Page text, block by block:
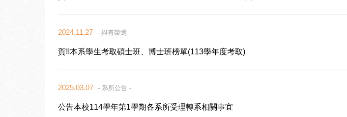
2024.11.27 - 與有榮焉 -
賀!!本系學生考取碩士班、博士班榜單(113學年度考取)
2025.03.07 - 系所公告 -
公告本校114學年第1學期各系所受理轉系相關事宜